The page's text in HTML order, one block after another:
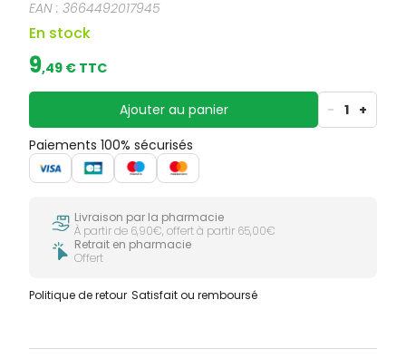
superficielles ou autres.
EAN :3664492017945
En stock
9,49 € TTC
Ajouter au panier - 1 +
Paiements 100% sécurisés
Livraison par la pharmacie
À partir de 6,90€, offert à partir 65,00€
Retrait en pharmacie
Offert
Politique de retour Satisfait ou remboursé